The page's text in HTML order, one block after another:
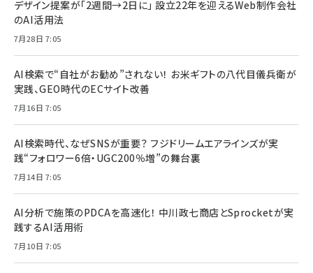
デザイン提案が「2週間→2日に」 設立22年を迎えるWeb制作会社
のAI活用法
7月28日 7:05
AI検索で“自社がお勧め”されない！ お米ギフトの八代目儀兵衛が
実践、GEO時代のECサイト改善
7月16日 7:05
AI検索時代、なぜSNSが重要？ フジドリームエアラインズが実
践“フォロワー6倍・UGC200％増”の舞台裏
7月14日 7:05
AI分析で施策のPDCAを高速化！ 中川政七商店とSprocketが実
践するAI活用術
7月10日 7:05